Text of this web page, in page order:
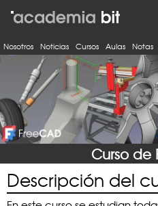
Nosotros Noticias Cursos Aulas Notas
Curso de
Descripción del